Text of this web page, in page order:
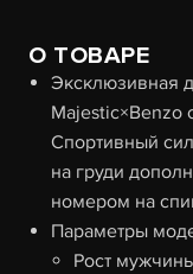
О ТОВАРЕ
Эксклюзивная
Majestic×Benzo
Спортивный
на груди
номером на
Параметры
Рост